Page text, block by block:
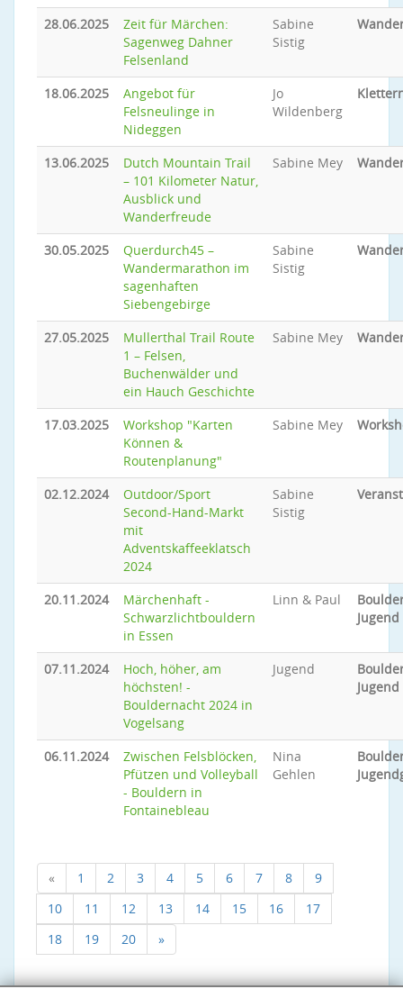
28.06.2025
Zeit für Märchen:
Sagenweg Dahner
Felsenland
Sabine
Sistig
18.06.2025
Angebot für
Felsneulinge in
Nideggen
Jo
Wildenberg
13.06.2025
Dutch Mountain Trail
– 101 Kilometer Natur,
Ausblick und
Wanderfreude
Sabine Mey
30.05.2025
Querdurch45 –
Wandermarathon im
sagenhaften
Siebengebirge
Sabine
Sistig
27.05.2025
Mullerthal Trail Route
1 – Felsen,
Buchenwälder und
ein Hauch Geschichte
Sabine Mey
17.03.2025
Workshop "Karten
Können &
Routenplanung"
Sabine Mey
02.12.2024
Outdoor/Sport
Second-Hand-Markt
mit
Adventskaffeeklatsch
2024
Sabine
Sistig
20.11.2024
Märchenhaft -
Schwarzlichtbouldern
in Essen
Linn & Paul
Jugend
07.11.2024
Hoch, höher, am
höchsten! -
Bouldernacht 2024 in
Vogelsang
Jugend
Jugend
06.11.2024
Zwischen Felsblöcken,
Pfützen und Volleyball
- Bouldern in
Fontainebleau
Nina
Gehlen
« 1 2 3 4 5 6 7 8
9
10
11 12 13 14 15 16
17
18
19 20 »